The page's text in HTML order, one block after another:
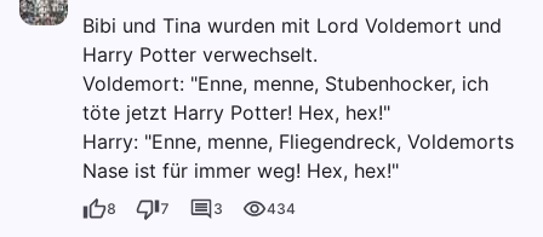
Bibi und Tina wurden mit Lord Voldemort und
Harry Potter verwechselt.
Voldemort: "Enne, menne, Stubenhocker, ich
töte jetzt Harry Potter! Hex, hex!"
Harry: "Enne, menne, Fliegendreck, Voldemorts
Nase ist für immer weg! Hex, hex!"
8 7 3 434